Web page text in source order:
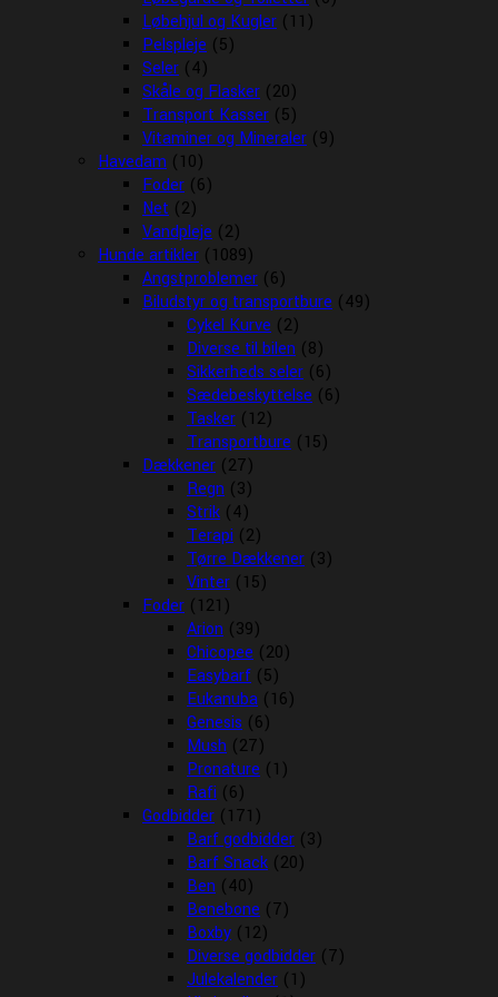
Løbehjul og Kugler (11)
Pelspleje (5)
Seler (4)
Skåle og Flasker (20)
Transport Kasser (5)
Vitaminer og Mineraler (9)
Havedam (10)
Foder (6)
Net (2)
Vandpleje (2)
Hunde artikler (1089)
Angstproblemer (6)
Biludstyr og transportbure (49)
Cykel Kurve (2)
Diverse til bilen (8)
Sikkerheds seler (6)
Sædebeskyttelse (6)
Tasker (12)
Transportbure (15)
Dækkener (27)
Regn (3)
Strik (4)
Terapi (2)
Tørre Dækkener (3)
Vinter (15)
Foder (121)
Arion (39)
Chicopee (20)
Easybarf (5)
Eukanuba (16)
Genesis (6)
Mush (27)
Pronature (1)
Rafi (6)
Godbidder (171)
Barf godbidder (3)
Barf Snack (20)
Ben (40)
Benebone (7)
Boxby (12)
Diverse godbidder (7)
Julekalender (1)